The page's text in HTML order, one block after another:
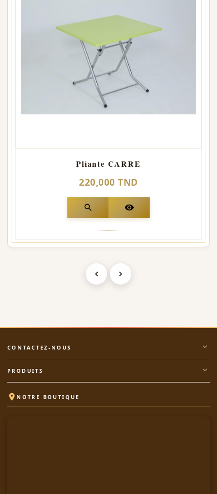
Pliante CARRE
220,000 TND
search visibility
CONTACTEZ-NOUS expand_more
PRODUITS expand_more
 NOTRE BOUTIQUE